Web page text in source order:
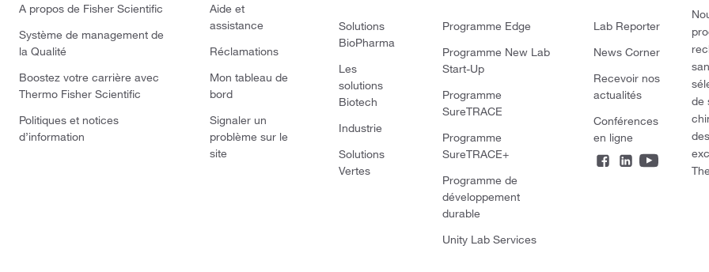
A propos de Fisher Scientific
Système de management de
la Qualité
Boostez votre carrière avec
Thermo Fisher Scientific
Politiques et notices
d’information
Aide et
assistance
Réclamations
Mon tableau de
bord
Signaler un
problème sur le
site
Solutions
BioPharma
Les
solutions
Biotech
Industrie
Solutions
Vertes
Programme Edge
Programme New Lab
Start-Up
Programme
SureTRACE
Programme
SureTRACE+
Programme de
développement
durable
Unity Lab Services
Lab Reporter
News Corner
Recevoir nos
actualités
Conférences
en ligne
de